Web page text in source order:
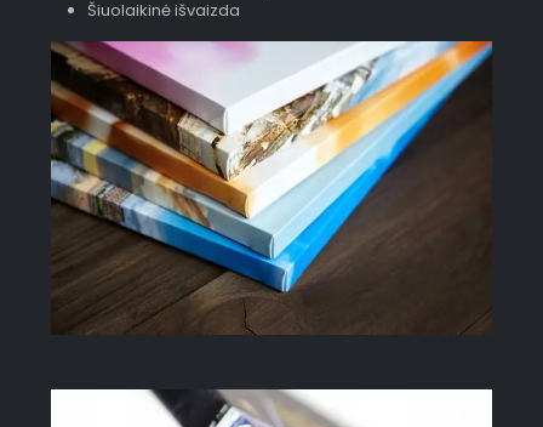
Šiuolaikinė išvaizda